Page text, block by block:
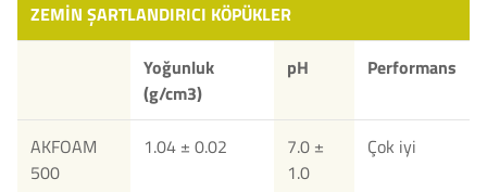
ZEMİN ŞARTLANDIRICI KÖPÜKLER
Yoğunluk
(g/cm3)
pH Performans
AKFOAM
500
1.04 ± 0.02
7.0 ±
1.0
Çok iyi